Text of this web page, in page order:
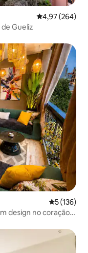
4,97 de uma
4,97 (264)
Gueliz
5 de uma
5 (136)
design no coração